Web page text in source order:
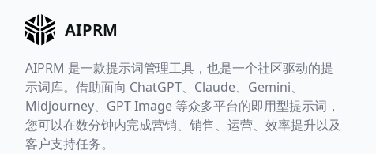
AIPRM
AIPRM 是一款提示词管理工具，也是一个社区驱动的提
示词库。借助面向 ChatGPT、Claude、Gemini、
Midjourney、GPT Image 等众多平台的即用型提示词，
您可以在数分钟内完成营销、销售、运营、效率提升以及
客户支持任务。